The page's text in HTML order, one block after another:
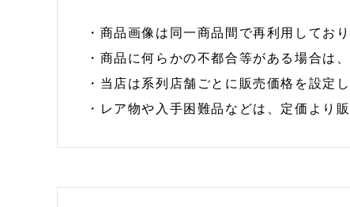
・商品画像は同一商品間で再利用してお
・商品に何らかの不都合等がある場合は
・当店は系列店舗ごとに販売価格を設定
・レア物や入手困難品などは、定価より